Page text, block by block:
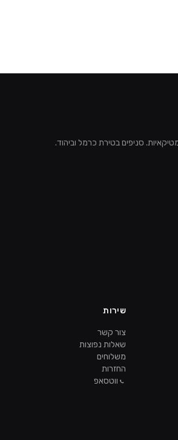
סניפים בטירת כרמל וביהוד.
שירות
צור קשר
שאלות נפוצות
משלוחים
החזרות
ווטסאפ